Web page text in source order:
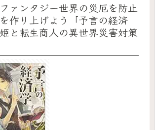
ァンタジー世界の災厄を防止
作り上げよう「予言の経済
と転生商人の異世界災害対策